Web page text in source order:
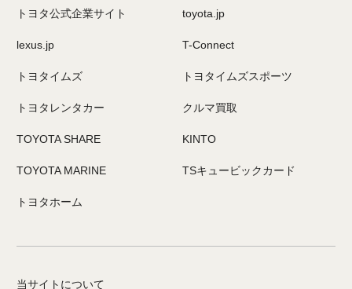
トヨタ公式企業サイト toyota.jp
lexus.jp T-Connect
トヨタイムズ トヨタイムズスポーツ
トヨタレンタカー クルマ買取
TOYOTA SHARE KINTO
TOYOTA MARINE TSキュービックカード
トヨタホーム
当サイトについて